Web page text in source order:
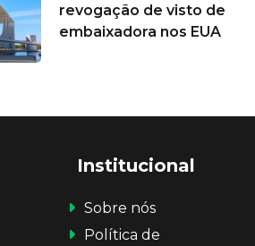
revogação de visto de
embaixadora nos EUA
Institucional
Sobre nós
Política de